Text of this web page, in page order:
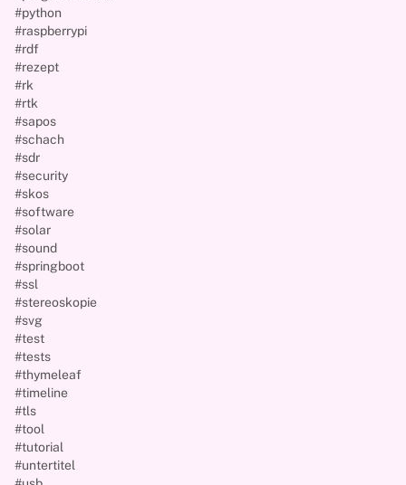
#python
#raspberrypi
#rdf
#rezept
#rk
#rtk
#sapos
#schach
#sdr
#security
#skos
#software
#solar
#sound
#springboot
#ssl
#stereoskopie
#svg
#test
#tests
#thymeleaf
#timeline
#tls
#tool
#tutorial
#untertitel